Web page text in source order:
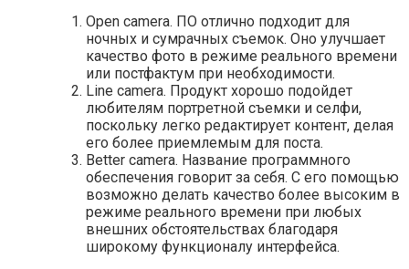
Open camera. ПО отлично подходит для
ночных и сумрачных съемок. Оно улучшает
качество фото в режиме реального времени
или постфактум при необходимости.
Line camera. Продукт хорошо подойдет
любителям портретной съемки и селфи,
поскольку легко редактирует контент, делая
его более приемлемым для поста.
Better camera. Название программного
обеспечения говорит за себя. С его помощью
возможно делать качество более высоким в
режиме реального времени при любых
внешних обстоятельствах благодаря
широкому функционалу интерфейса.